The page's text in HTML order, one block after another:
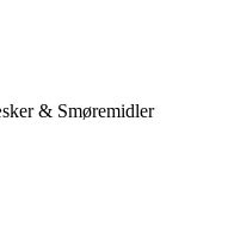
& Smøremidler